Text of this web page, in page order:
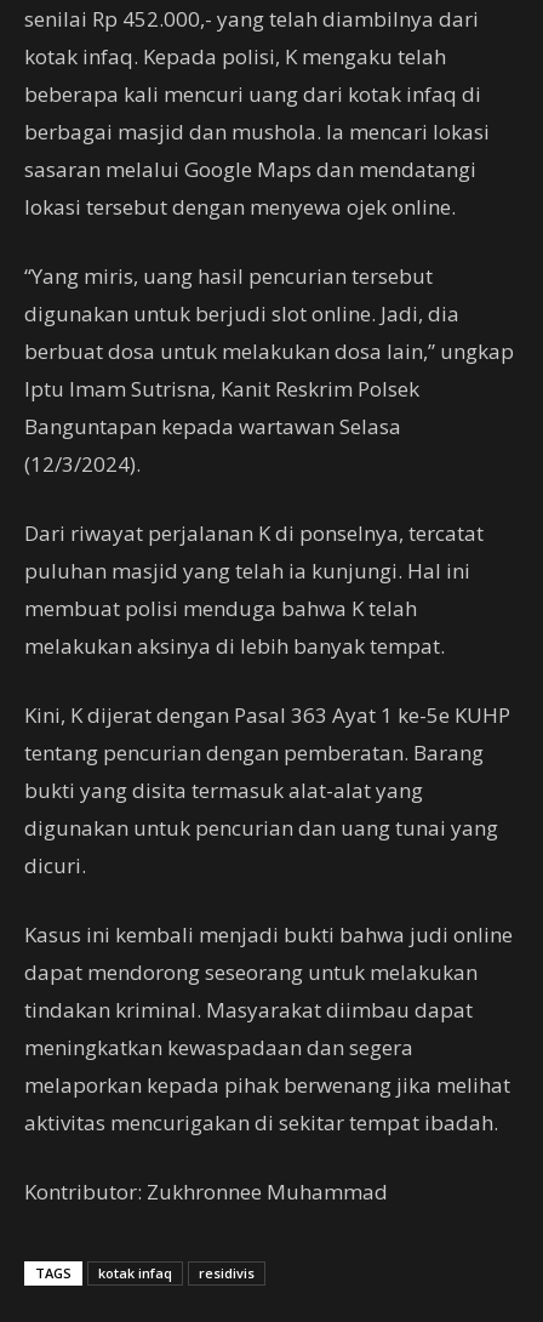
senilai Rp 452.000,- yang telah diambilnya dari
kotak infaq. Kepada polisi, K mengaku telah
beberapa kali mencuri uang dari kotak infaq di
berbagai masjid dan mushola. Ia mencari lokasi
sasaran melalui Google Maps dan mendatangi
lokasi tersebut dengan menyewa ojek online.
“Yang miris, uang hasil pencurian tersebut
digunakan untuk berjudi slot online. Jadi, dia
berbuat dosa untuk melakukan dosa lain,” ungkap
Iptu Imam Sutrisna, Kanit Reskrim Polsek
Banguntapan kepada wartawan Selasa
(12/3/2024).
Dari riwayat perjalanan K di ponselnya, tercatat
puluhan masjid yang telah ia kunjungi. Hal ini
membuat polisi menduga bahwa K telah
melakukan aksinya di lebih banyak tempat.
Kini, K dijerat dengan Pasal 363 Ayat 1 ke-5e KUHP
tentang pencurian dengan pemberatan. Barang
bukti yang disita termasuk alat-alat yang
digunakan untuk pencurian dan uang tunai yang
dicuri.
Kasus ini kembali menjadi bukti bahwa judi online
dapat mendorong seseorang untuk melakukan
tindakan kriminal. Masyarakat diimbau dapat
meningkatkan kewaspadaan dan segera
melaporkan kepada pihak berwenang jika melihat
aktivitas mencurigakan di sekitar tempat ibadah.
Kontributor: Zukhronnee Muhammad
TAGS kotak infaq residivis